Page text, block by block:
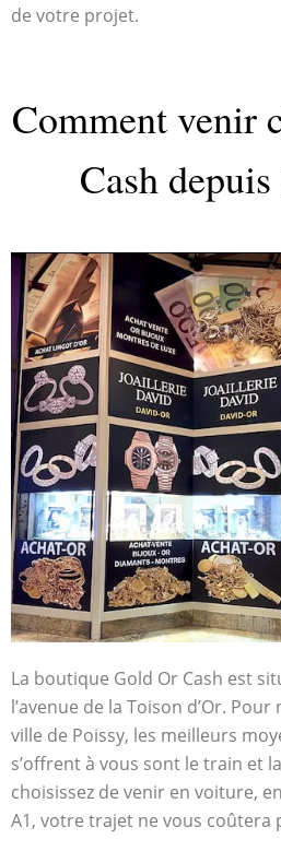
de votre projet.
Comment venir
Cash
La boutique Gold Or Cash est
l’avenue de la Toison d’Or.
ville de Poissy, les meilleurs
s’offrent à vous sont le train et
choisissez de venir en voiture,
A1, votre trajet ne vous coûtera